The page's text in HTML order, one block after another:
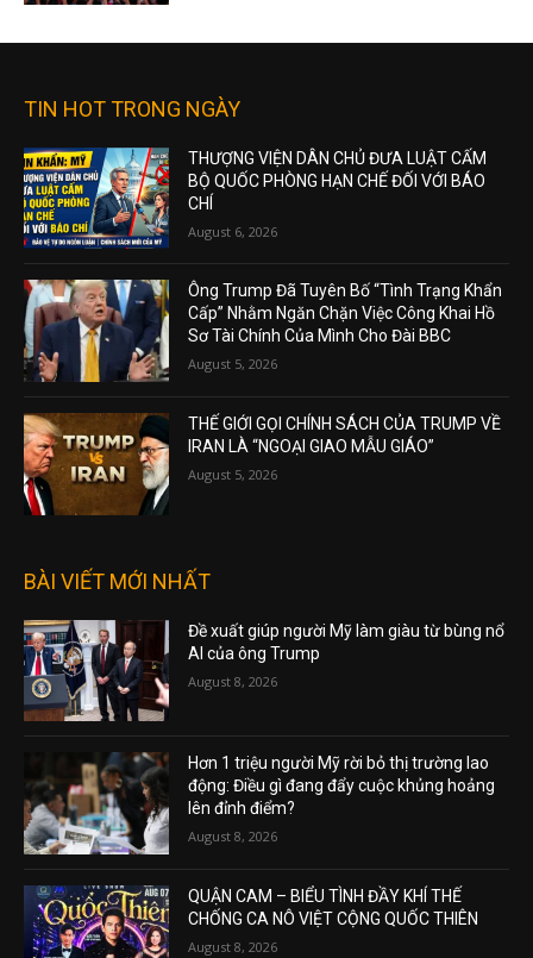
TIN HOT TRONG NGÀY
THƯỢNG VIỆN DÂN CHỦ ĐƯA LUẬT CẤM
BỘ QUỐC PHÒNG HẠN CHẾ ĐỐI VỚI BÁO
CHÍ
August 6, 2026
Ông Trump Đã Tuyên Bố “Tình Trạng Khẩn
Cấp” Nhằm Ngăn Chặn Việc Công Khai Hồ
Sơ Tài Chính Của Mình Cho Đài BBC
August 5, 2026
THẾ GIỚI GỌI CHÍNH SÁCH CỦA TRUMP VỀ
IRAN LÀ “NGOẠI GIAO MẪU GIÁO”
August 5, 2026
BÀI VIẾT MỚI NHẤT
Đề xuất giúp người Mỹ làm giàu từ bùng nổ
AI của ông Trump
August 8, 2026
Hơn 1 triệu người Mỹ rời bỏ thị trường lao
động: Điều gì đang đẩy cuộc khủng hoảng
lên đỉnh điểm?
August 8, 2026
QUẬN CAM – BIỂU TÌNH ĐẦY KHÍ THẾ
CHỐNG CA NÔ VIỆT CỘNG QUỐC THIÊN
August 8, 2026